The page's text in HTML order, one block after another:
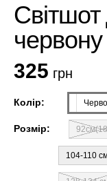
325 грн
Колір:
Розмір:
104-110